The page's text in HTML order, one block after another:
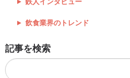
飲食業界のトレンド
記事を検索